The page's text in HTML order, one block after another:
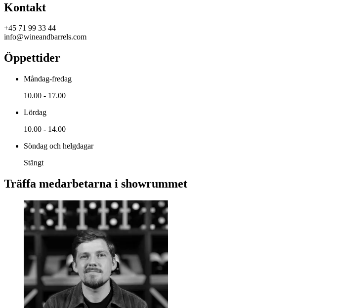
Kontakt
+45 71 99 33 44
info@wineandbarrels.com
Öppettider
Måndag-fredag
10.00 - 17.00
Lördag
10.00 - 14.00
Söndag och helgdagar
Stängt
Träffa medarbetarna i showrummet